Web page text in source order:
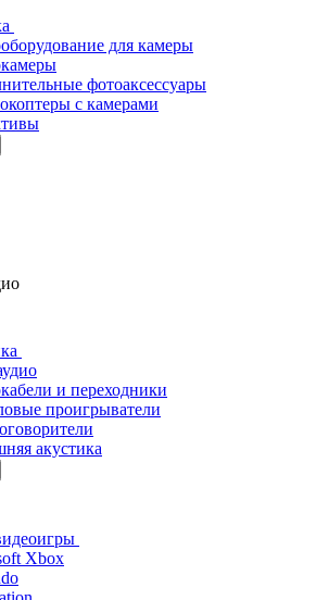
для камеры
фотоаксессуары
с камерами
и переходники
проигрыватели
акустика
Xbox